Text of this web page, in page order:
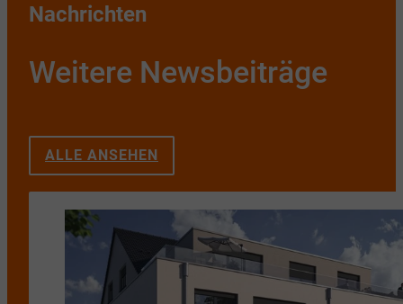
Nachrichten
Weitere Newsbeiträge
ALLE ANSEHEN